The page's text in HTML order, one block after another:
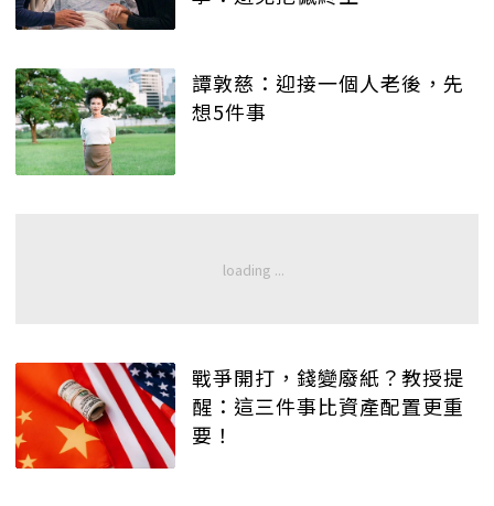
譚敦慈：迎接一個人老後，先
想5件事
戰爭開打，錢變廢紙？教授提
醒：這三件事比資產配置更重
要！